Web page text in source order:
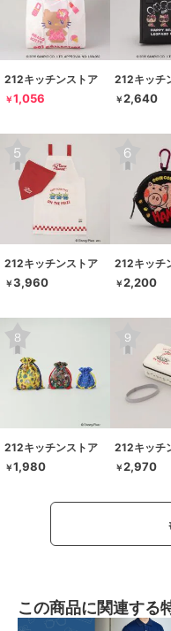
212キッチンストア
￥1,056
212キッチ
￥2,640
212キッチンストア
￥3,960
212キッチ
￥2,200
212キッチンストア
￥1,980
212キッチ
￥2,970
この商品に関連する